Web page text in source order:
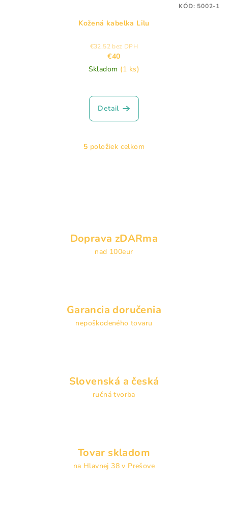
Kožená kabelka Lilu
€32,52 bez DPH
€40
Skladom (1 ks)
Detail
KÓD: 5002-1
O
i
e
p
y
v
ý
u
5 položiek celkom
Doprava zDARma
nad 100eur
Garancia doručenia
nepoškodeného tovaru
Slovenská a česká
ručná tvorba
Tovar skladom
na Hlavnej 38 v Prešove